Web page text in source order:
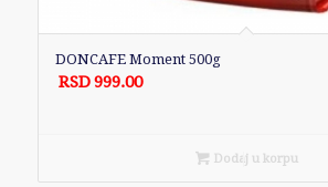
DONCAFE Moment 500g
RSD999.00
Dodaj u korpu